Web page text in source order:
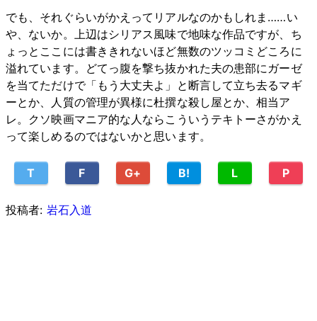
でも、それぐらいがかえってリアルなのかもしれま……い
や、ないか。上辺はシリアス風味で地味な作品ですが、ち
ょっとここには書ききれないほど無数のツッコミどころに
溢れています。どてっ腹を撃ち抜かれた夫の患部にガーゼ
を当てただけで「もう大丈夫よ」と断言して立ち去るマギ
ーとか、人質の管理が異様に杜撰な殺し屋とか、相当ア
レ。クソ映画マニア的な人ならこういうテキトーさがかえ
って楽しめるのではないかと思います。
T F G+ B! L P
投稿者: 岩石入道